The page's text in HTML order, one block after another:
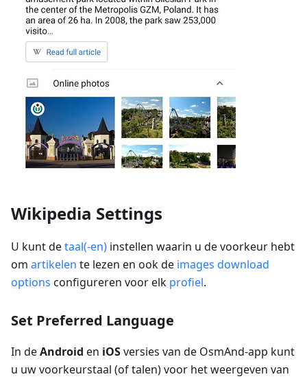
Wikipedia Settings
U kunt detaal(-en) instellen waarin u de voorkeur hebt
om artikelen te lezen en ook de images download
options configureren voor elk profiel.
Set Preferred Language
In deAndroid en iOSversies van de OsmAnd-app kunt
u uw voorkeurstaal (of talen) voor het weergeven van